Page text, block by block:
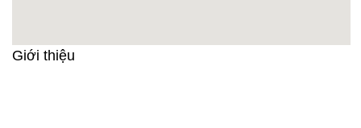
Giới thiệu